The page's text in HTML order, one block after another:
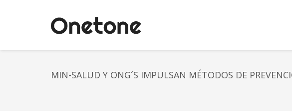
MIN-SALUD Y ONG´S IMPULSAN MÉTODOS DE